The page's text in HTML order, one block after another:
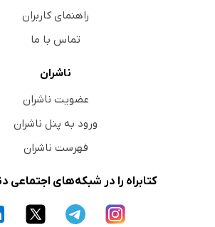
راهنمای کاربران
تماس با ما
ناشران
عضویت ناشران
ورود به پنل ناشران
فهرست ناشران
کتابراه را در شبکه‌های اجتماعی